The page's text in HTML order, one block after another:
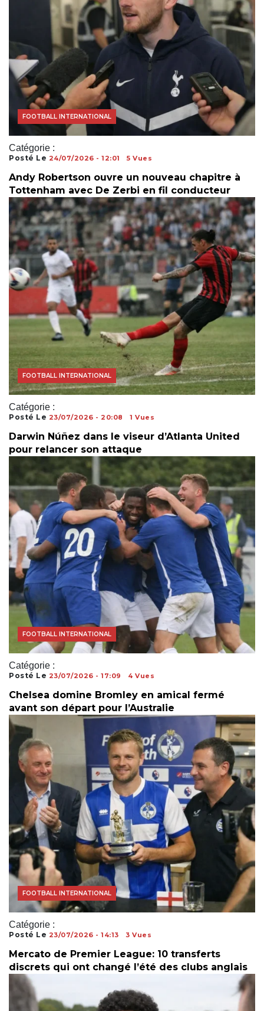
Catégorie :
COUPE DU MONDE
FOOTBALL INTERNATIONAL
Posté Le 24/07/2026 - 12:01 5 Vues
Andy Robertson ouvre un nouveau chapitre à
Tottenham avec De Zerbi en fil conducteur
Catégorie :
FOOTBALL INTERNATIONAL
Posté Le 23/07/2026 - 20:08 1 Vues
Darwin Núñez dans le viseur d’Atlanta United
pour relancer son attaque
Catégorie :
ACTUALITÉS FOOTBALL
FOOTBALL AFRICAIN
FOOTBALL INTERNATIONAL
Posté Le 23/07/2026 - 17:09 4 Vues
Chelsea domine Bromley en amical fermé
avant son départ pour l’Australie
Catégorie :
COUPE DU MONDE
FOOTBALL INTERNATIONAL
Posté Le 23/07/2026 - 14:13 3 Vues
Mercato de Premier League: 10 transferts
discrets qui ont changé l’été des clubs anglais